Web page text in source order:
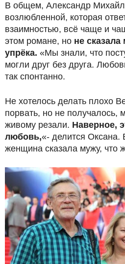
В общем, Александр
возлюбленной, которая
взаимностью, всё чаще и
этом романе, но не
упрёка. «Мы знали, что
могли друг без друга.
так спонтанно.
Не хотелось делать плохо
порвать, но не получалось,
живому резали. Наверное,
любовь,«- делится Оксана.
женщина сказала мужу, что